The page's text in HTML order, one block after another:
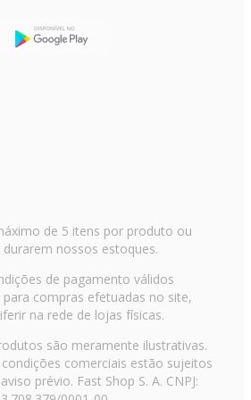
no ato da entrega. Em caso de
são de responsabilidade do fabricante,
sem aviso prévio.
ilustrativas.
variar de acordo com a calibração e
de 5 itens por produto ou
nossos estoques.
de pagamento válidos
para compras efetuadas no site,
na rede de lojas físicas.
são meramente ilustrativas.
comerciais estão sujeitos
prévio. Fast Shop S. A. CNPJ: